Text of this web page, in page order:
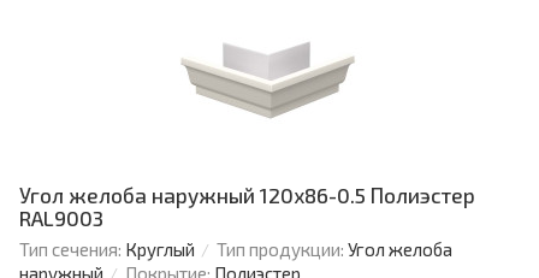
Угол желоба наружный 120х86-0.5 Полиэстер
RAL9003
Тип сечения: Круглый Тип продукции: Угол желоба
наружный
Покрытие: Полиэстер